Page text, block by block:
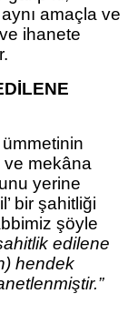
amaçla ve
ihanete
ve mekâna
yerine
bir şahitliği
şöyle
edilene
hendek